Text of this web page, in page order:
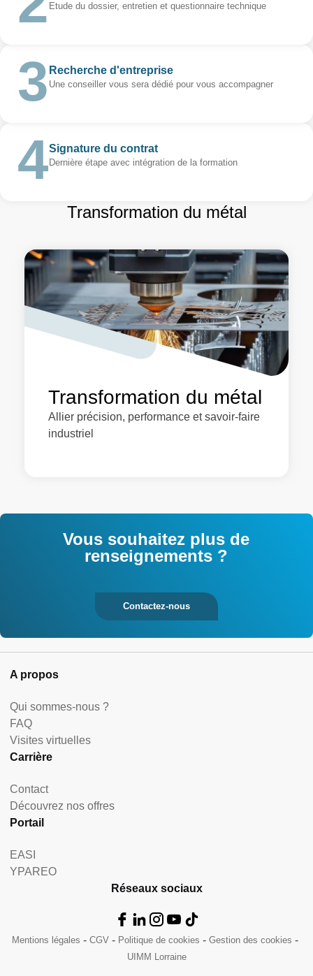
Etude du dossier, entretien et questionnaire technique
Recherche d'entreprise
Une conseiller vous sera dédié pour vous accompagner
Signature du contrat
Dernière étape avec intégration de la formation
Transformation du métal
Transformation du métal
Allier précision, performance et savoir-faire
industriel
Vous souhaitez plus de
renseignements ?
Contactez-nous
A propos
Qui sommes-nous ?
FAQ
Visites virtuelles
Carrière
Contact
Découvrez nos offres
Portail
EASI
YPAREO
Réseaux sociaux
Mentions légales CGV Politique de cookies
Gestion des cookies
UIMM Lorraine